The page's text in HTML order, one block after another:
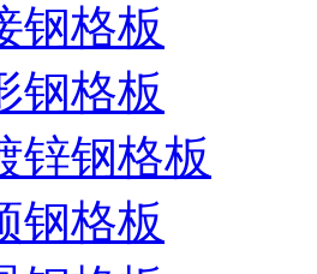
钢格板
钢格板
锌钢格板
钢格板